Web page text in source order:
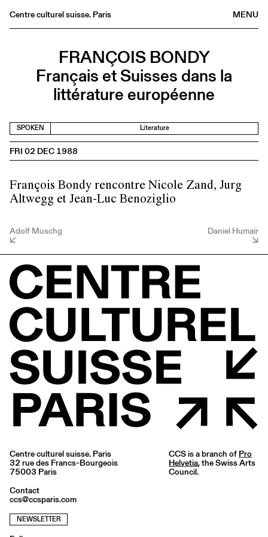
MENU
Centre culturel suisse. Paris
Publications
About
FRANÇOIS BONDY
Français et Suisses dans la
littérature européenne
SPOKEN Literature
FRI 02 DEC 1988
François Bondy rencontre Nicole Zand, Jurg
Altwegg et Jean-Luc Benoziglio
Adolf Muschg Daniel Humair
Centre culturel suisse. Paris
32 rue des Francs-Bourgeois
75003 Paris
Contact
ccs@ccsparis.com
NEWSLETTER
CCS is a branch of Pro
Helvetia, the Swiss Arts
Council.